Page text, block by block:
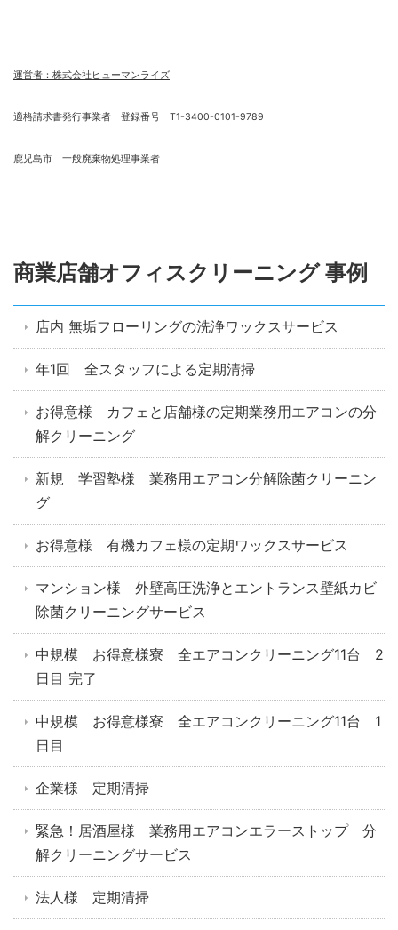
運営者：株式会社ヒューマンライズ
適格請求書発行事業者 登録番号 T1-3400-0101-9789
鹿児島市 一般廃棄物処理事業者
商業店舗オフィスクリーニング 事例
店内 無垢フローリングの洗浄ワックスサービス
年1回 全スタッフによる定期清掃
お得意様 カフェと店舗様の定期業務用エアコンの分
解クリーニング
新規 学習塾様 業務用エアコン分解除菌クリーニン
グ
お得意様 有機カフェ様の定期ワックスサービス
マンション様 外壁高圧洗浄とエントランス壁紙カビ
除菌クリーニングサービス
中規模 お得意様寮 全エアコンクリーニング11台 2
日目 完了
中規模 お得意様寮 全エアコンクリーニング11台 1
日目
企業様 定期清掃
緊急！居酒屋様 業務用エアコンエラーストップ 分
解クリーニングサービス
法人様 定期清掃